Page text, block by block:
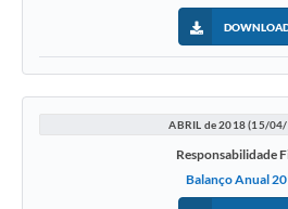
ABRIL de 2018 (15/
Responsabilidade
Balanço Anual